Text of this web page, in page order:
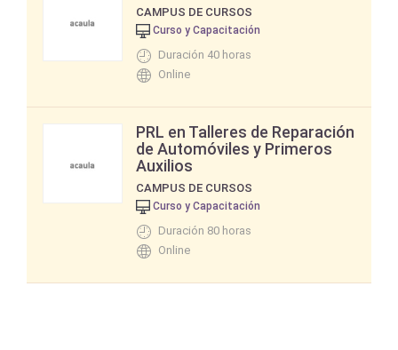
CAMPUS DE CURSOS
Curso y Capacitación
Duración 40 horas
Online
PRL en Talleres de Reparación
de Automóviles y Primeros
Auxilios
CAMPUS DE CURSOS
Curso y Capacitación
Duración 80 horas
Online